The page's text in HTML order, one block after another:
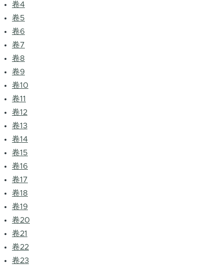
卷4
卷5
卷6
卷7
卷8
卷9
卷10
卷11
卷12
卷13
卷14
卷15
卷16
卷17
卷18
卷19
卷20
卷21
卷22
卷23